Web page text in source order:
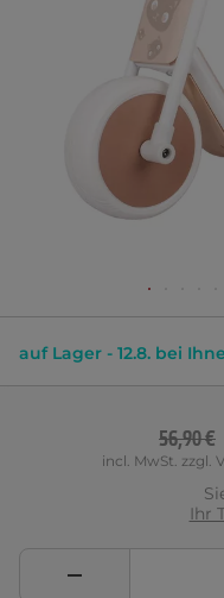
auf Lager - 12.8. bei
56,90 €
incl. MwSt. zzgl.
Ihr